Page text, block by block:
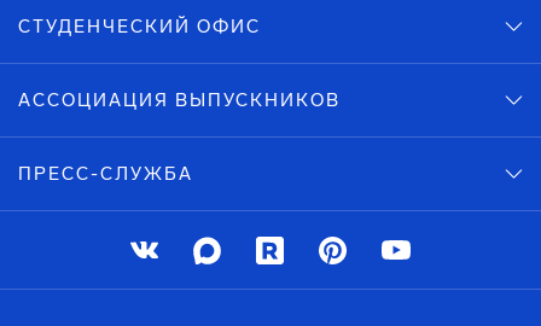
СТУДЕНЧЕСКИЙ ОФИС
АССОЦИАЦИЯ ВЫПУСКНИКОВ
ПРЕСС-СЛУЖБА